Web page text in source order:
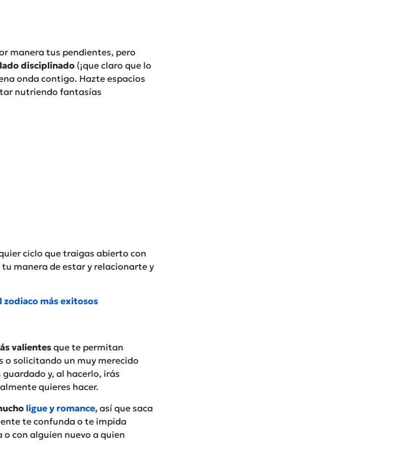
manera tus pendientes, pero
disciplinado (¡que claro que lo
onda contigo. Hazte espacios
nutriendo fantasías
ciclo que traigas abierto con
manera de estar y relacionarte y
zodiaco más exitosos
valientesque te permitan
o solicitando un muy merecido
y, al hacerlo, irás
quieres hacer.
ligue y romance,así que saca
te confunda o te impida
con alguien nuevo a quien